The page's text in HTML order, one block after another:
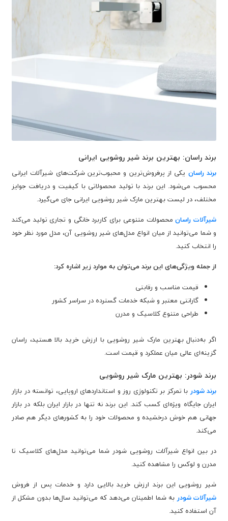
برند راسان: بهترین برند شیر روشویی ایرانی
برند راسان یکی از پر‌فروش‌ترین و محبوب‌ترین شرکت‌های شیرآلات ایرانی
محسوب می‌شود. این برند با تولید محصولاتی با کیفیت و دریافت جوایز
مختلف، در لیست بهترین مارک شیر روشویی ایرانی جای می‌گیرد.
شیرآلات راسانمحصولات متنوعی برای کاربرد خانگی و تجاری تولید می‌کند
و شما می‌توانید از میان انواع مدل‌های شیر روشویی آن، مدل مورد نظر خود
را انتخاب کنید.
از جمله ویژگی‌های این برند می‌توان به موارد زیر اشاره کرد:
قیمت مناسب و رقابتی
گارانتی معتبر و شبکه خدمات گسترده در سراسر کشور
طراحی متنوع کلاسیک و مدرن
اگر به‌دنبال بهترین مارک شیر روشویی با ارزش خرید بالا هستید، راسان
گزینه‌ای عالی میان عملکرد و قیمت است.
برند شودر: بهترین مارک شیر روشویی
برند شودر با تمرکز بر تکنولوژی روز و استانداردهای اروپایی، توانسته در بازار
ایران جایگاه ویژه‌ای کسب کند. این برند نه تنها در بازار ایران بلکه در بازار
جهانی هم خوش درخشیده و محصولات خود را به کشورهای دیگر هم صادر
می‌کند.
در بین انواع شیرآلات روشویی شودر شما می‌توانید مدل‌های کلاسیک تا
مدرن و لوکس را مشاهده کنید.
شیر روشویی این برند ارزش خرید بالایی دارد و خدمات پس از فروش
شیرآلات شودربه شما اطمینان می‌دهد که می‌توانید سال‌ها بدون مشکل از
آن استفاده کنید.